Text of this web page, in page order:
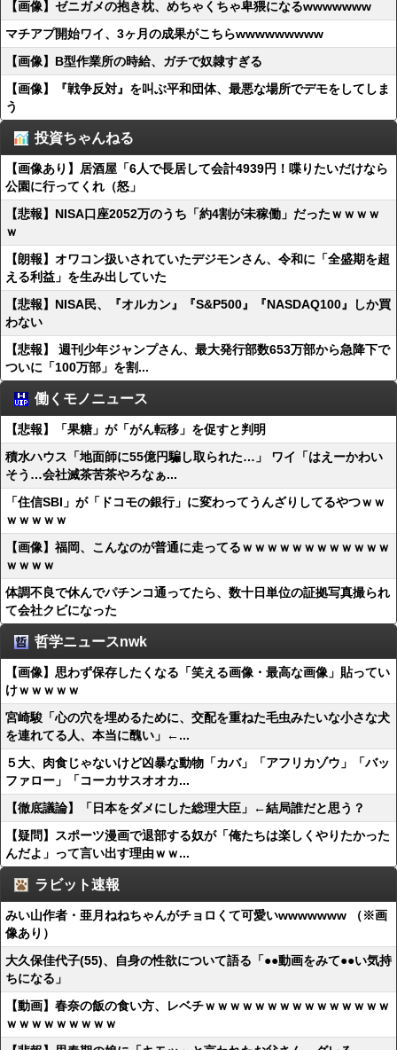
【画像】ゼニガメの抱き枕、めちゃくちゃ卑猥になるwwwwwww
マチアプ開始ワイ、3ヶ月の成果がこちらwwwwwwwww
【画像】B型作業所の時給、ガチで奴隷すぎる
【画像】『戦争反対』を叫ぶ平和団体、最悪な場所でデモをしてしま
う
投資ちゃんねる
【画像あり】居酒屋「6人で長居して会計4939円！喋りたいだけなら
公園に行ってくれ（怒」
【悲報】NISA口座2052万のうち「約4割が未稼働」だったｗｗｗｗ
ｗ
【朗報】オワコン扱いされていたデジモンさん、令和に「全盛期を超
える利益」を生み出していた
【悲報】NISA民、『オルカン』『S&P500』『NASDAQ100』しか買
わない
【悲報】 週刊少年ジャンプさん、最大発行部数653万部から急降下で
ついに「100万部」を割...
働くモノニュース
【悲報】「果糖」が「がん転移」を促すと判明
積水ハウス「地面師に55億円騙し取られた…」 ワイ「はえーかわい
そう…会社滅茶苦茶やろなぁ...
「住信SBI」が「ドコモの銀行」に変わってうんざりしてるやつｗｗ
ｗｗｗｗｗ
【画像】福岡、こんなのが普通に走ってるｗｗｗｗｗｗｗｗｗｗｗｗ
ｗｗｗｗ
体調不良で休んでパチンコ通ってたら、数十日単位の証拠写真撮られ
て会社クビになった
哲学ニュースnwk
【画像】思わず保存したくなる「笑える画像・最高な画像」貼ってい
けｗｗｗｗｗ
宮崎駿「心の穴を埋めるために、交配を重ねた毛虫みたいな小さな犬
を連れてる人、本当に醜い」←...
５大、肉食じゃないけど凶暴な動物「カバ」「アフリカゾウ」「バッ
ファロー」「コーカサスオオカ...
【徹底議論】「日本をダメにした総理大臣」←結局誰だと思う？
【疑問】スポーツ漫画で退部する奴が「俺たちは楽しくやりたかった
んだよ」って言い出す理由ｗｗ...
ラビット速報
みい山作者・亜月ねねちゃんがチョロくて可愛いwwwwwww （※画
像あり）
大久保佳代子(55)、自身の性欲について語る「●●動画をみて●●い気持
ちになる」
【動画】春奈の飯の食い方、レベチｗｗｗｗｗｗｗｗｗｗｗｗｗｗｗ
ｗｗｗｗｗｗｗｗｗ